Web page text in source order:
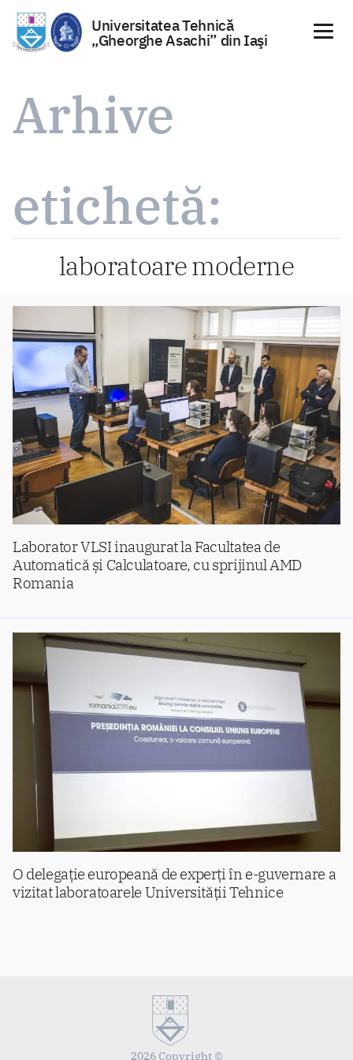
conținut
Universitatea Tehnică
„Gheorghe Asachi” din Iaşi
Arhive
etichetă:
laboratoare moderne
Laborator VLSI inaugurat la Facultatea de
Automatică și Calculatoare, cu sprijinul AMD
Romania
O delegație europeană de experți în e-guvernare a
vizitat laboratoarele Universității Tehnice
2026 Copyright ©